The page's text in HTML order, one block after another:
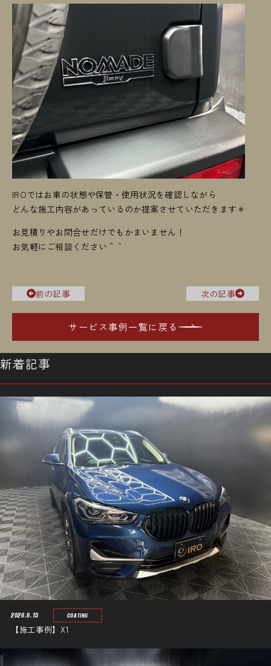
IROではお車の状態や保管・使用状況を確認しながら
どんな施工内容があっているのか提案させていただきます＊
お見積りやお問合せだけでもかまいません！
お気軽にご相談ください＾＾
前の記事 次の記事
サービス事例一覧に戻る
新着記事
2026.6.15 COATING
【施工事例】X1